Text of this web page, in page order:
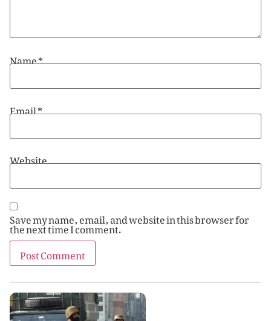
Name*
Email*
Website
Save my name, email, and website in this browser for
the next time I comment.